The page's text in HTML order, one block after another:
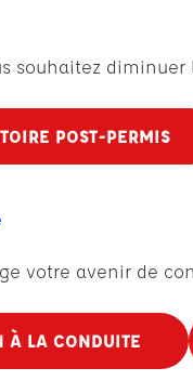
souhaitez
POST-PERMIS
votre avenir de
À LA CONDUITE